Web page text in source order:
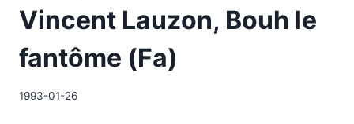
Vincent Lauzon, Bouh le
fantôme (Fa)
1993-01-26